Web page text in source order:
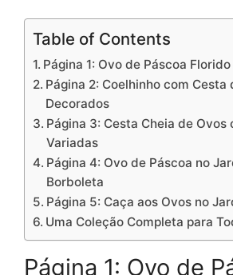
Table of Contents
Página 1: Ovo de Páscoa
Página 2: Coelhinho com Cesta
Decorados
Página 3: Cesta Cheia de Ovos
Variadas
Página 4: Ovo de Páscoa no
Borboleta
Página 5: Caça aos Ovos no
Uma Coleção Completa para
Página 1: Ovo de